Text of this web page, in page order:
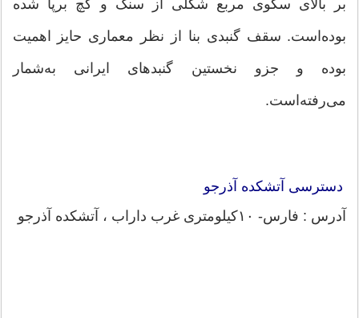
بر بالای سکوی مربع شکلی از سنگ و گچ برپا شده
بوده‌است. سقف گنبدی بنا از نظر معماری حایز اهمیت
بوده و جزو نخستین گنبدهای ایرانی به‌شمار
می‌رفته‌است.
دسترسی آتشكده آذرجو
آدرس : فارس- ۱۰كیلومتری غرب داراب ، آتشكده آذرجو